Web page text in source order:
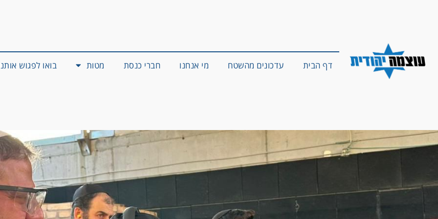
דף הבית עדכונים מהשטח מי אנחנו חברי כנסת מטות בואו לפגוש